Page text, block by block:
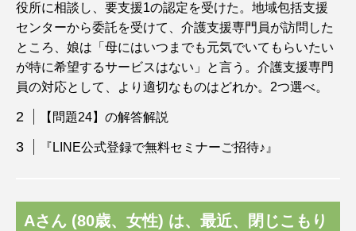
役所に相談し、要支援1の認定を受けた。地域包括支援
センターから委託を受けて、介護支援専門員が訪問した
ところ、娘は「母にはいつまでも元気でいてもらいたい
が特に希望するサービスはない」と言う。介護支援専門
員の対応として、より適切なものはどれか。2つ選べ。
【問題24】の解答解説
『LINE公式登録で無料セミナーご招待♪』
Aさん (80歳、女性) は、最近、閉じこもり